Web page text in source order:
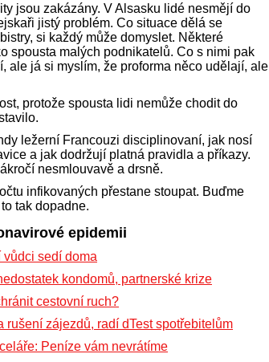
jsou zakázány. V Alsasku lidé nesmějí do
jistý problém. Co situace dělá se
si každý může domyslet. Některé
spousta malých podnikatelů. Co s nimi pak
ale já si myslím, že proforma něco udělají, ale
protože spousta lidi nemůže chodit do
ležerní Francouzi disciplinovaní, jak nosí
a jak dodržují platná pravidla a příkazy.
nesmlouvavě a drsně.
infikovaných přestane stoupat. Buďme
tak dopadne.
epidemii
vůdci sedí doma
kondomů, partnerské krize
cestovní ruch?
rušení zájezdů, radí dTest spotřebitelům
Peníze vám nevrátíme